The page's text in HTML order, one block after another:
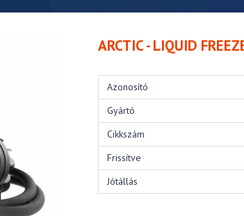
ARCTIC - LIQUID
Azonosító
Gyártó
Cikkszám
Frissítve
Jótállás